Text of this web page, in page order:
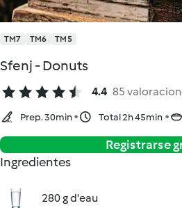
TM7 TM6 TM5
Sfenj - Donuts
4.4 85
Prep. 30min Total 2h 45min
Registrarse
Ingredientes
280 g d'eau